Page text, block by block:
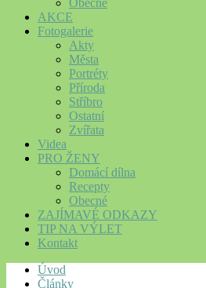
AKCE
Fotogalerie
Akty
Města
Portréty
Příroda
Stříbro
Ostatní
Zvířata
Videa
PRO ŽENY
Domácí dílna
Recepty
Obecné
ZAJÍMAVÉ ODKAZY
TIP NA VÝLET
Kontakt
Úvod
Články